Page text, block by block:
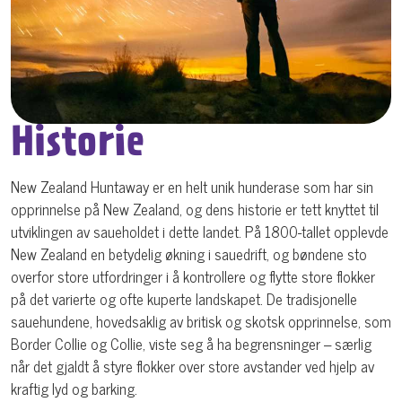
Historie
New Zealand Huntaway er en helt unik hunderase som har sin
opprinnelse på New Zealand, og dens historie er tett knyttet til
utviklingen av saueholdet i dette landet. På 1800-tallet opplevde
New Zealand en betydelig økning i sauedrift, og bøndene sto
overfor store utfordringer i å kontrollere og flytte store flokker
på det varierte og ofte kuperte landskapet. De tradisjonelle
sauehundene, hovedsaklig av britisk og skotsk opprinnelse, som
Border Collie og Collie, viste seg å ha begrensninger – særlig
når det gjaldt å styre flokker over store avstander ved hjelp av
kraftig lyd og barking.